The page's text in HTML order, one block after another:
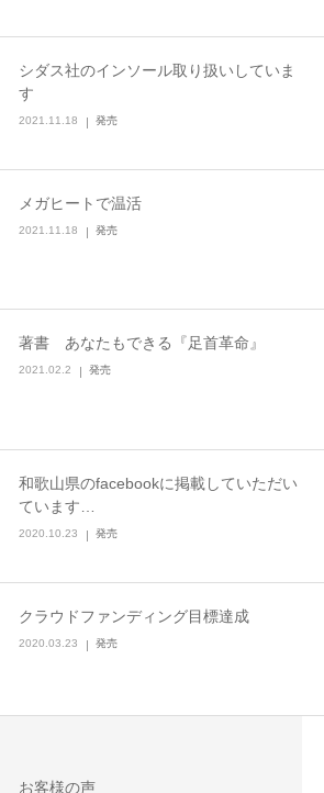
シダス社のインソール取り扱いしていま
す
2021.11.18 発売
メガヒートで温活
2021.11.18 発売
著書 あなたもできる『足首革命』
2021.02.2 発売
和歌山県のfacebookに掲載していただい
ています…
2020.10.23 発売
クラウドファンディング目標達成
2020.03.23 発売
お客様の声